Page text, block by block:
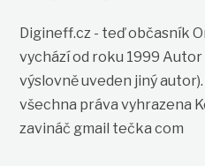
Digineff.cz - teď občasník
vychází od roku 1999
výslovně uveden jiný
všechna práva vyhrazena
zavináč gmail tečka com